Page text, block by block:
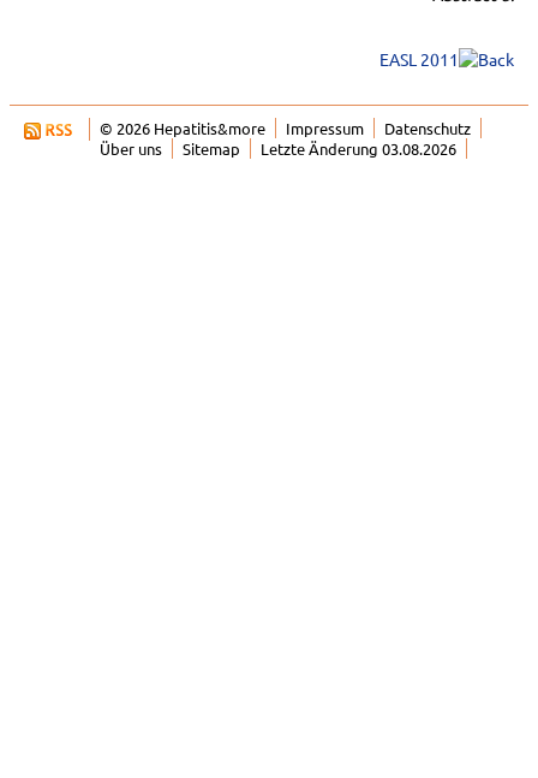
EASL 2011
© 2026 Hepatitis&more Impressum
Datenschutz
Über uns
Sitemap Letzte Änderung 03.08.2026